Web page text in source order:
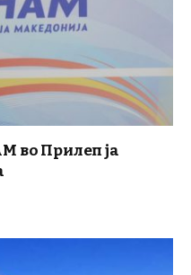
во Прилеп ја